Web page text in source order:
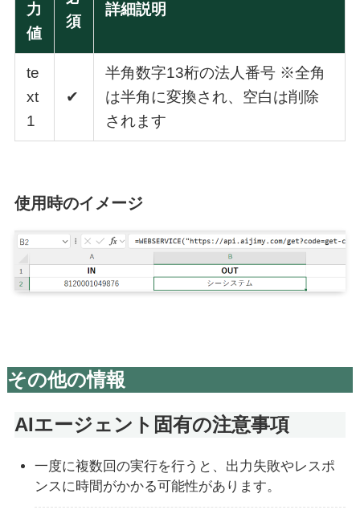
力
値
須
詳細説明
te
xt
1
✔
半角数字13桁の法人番号 ※全角
は半角に変換され、空白は削除
されます
使用時のイメージ
その他の情報
AIエージェント固有の注意事項
一度に複数回の実行を行うと、出力失敗やレスポ
ンスに時間がかかる可能性があります。